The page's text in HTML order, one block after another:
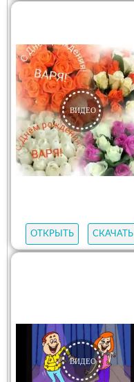
ОТКРЫТЬ СКАЧАТЬ